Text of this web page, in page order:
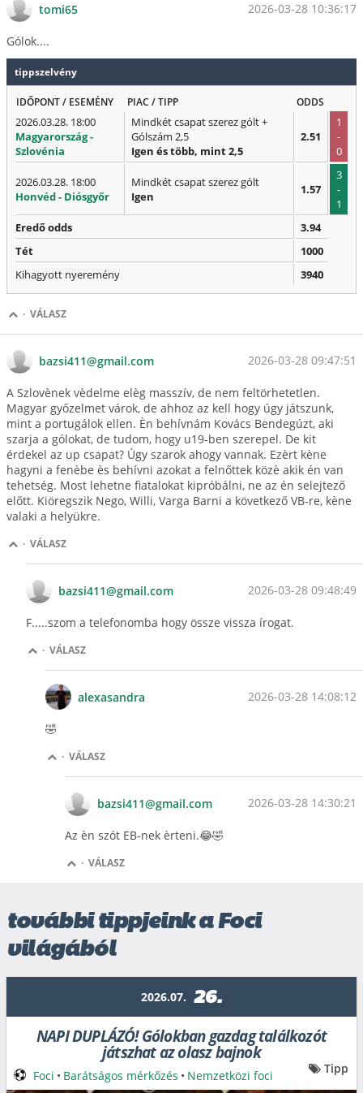
tomi65 2026-03-28 10:36:17
Gólok....
tippszelvény
IDŐPONT / ESEMÉNY PIAC / TIPP ODDS
2026.03.28. 18:00
Magyarország -
Szlovénia
Mindkét csapat szerez gólt +
Gólszám 2,5
Igen és több, mint 2,5
2.51
1
-
0
2026.03.28. 18:00
Honvéd - Diósgyőr
Mindkét csapat szerez gólt
Igen
1.57
3
-
1
Eredő odds
3.94
Tét
1000
Kihagyott nyeremény
3940
· VÁLASZ
bazsi411@gmail.com 2026-03-28 09:47:51
A Szlovènek vèdelme elèg masszív, de nem feltörhetetlen.
Magyar győzelmet várok, de ahhoz az kell hogy úgy játszunk,
mint a portugálok ellen. Èn behívnám Kovács Bendegúzt, aki
szarja a gólokat, de tudom, hogy u19-ben szerepel. De kit
érdekel az up csapat? Úgy szarok ahogy vannak. Ezèrt kène
hagyni a fenèbe ès behívni azokat a felnőttek közè akik én van
tehetség. Most lehetne fiatalokat kipróbálni, ne az én selejtező
előtt. Kiöregszik Nego, Willi, Varga Barni a következő VB-re, kène
valaki a helyükre.
· VÁLASZ
bazsi411@gmail.com 2026-03-28 09:48:49
F.....szom a telefonomba hogy össze vissza írogat.
· VÁLASZ
alexasandra 2026-03-28 14:08:12
🤣
· VÁLASZ
bazsi411@gmail.com 2026-03-28 14:30:21
Az èn szót EB-nek èrteni.😂🤣
· VÁLASZ
további tippjeink a Foci
világából
2026.07. 26.
NAPI DUPLÁZÓ! Gólokban gazdag találkozót
játszhat az olasz bajnok
Foci • Barátságos mérkőzés • Nemzetközi foci Tipp